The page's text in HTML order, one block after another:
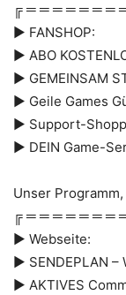
╔ ═ ═ ═ ═ ═ ═ ═
► FANSHOP:
► ABO
► GEMEINSAM
► Geile Games
► Support-
► DEIN Game-
Unser
╔ ═ ═ ═ ═ ═ ═ ═
► Webseite:
► SENDEPLAN –
► AKTIVES